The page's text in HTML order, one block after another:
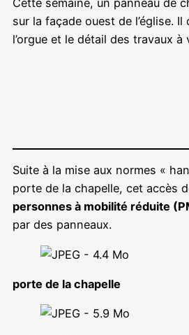
sur la façade ouest de l’église. Il
l’orgue et le détail des travaux à
Suite à la mise aux normes «
porte de la chapelle, cet accès
personnes à mobilité réduite
par des panneaux.
porte de la chapelle